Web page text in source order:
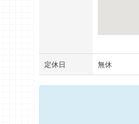
定休日 無休